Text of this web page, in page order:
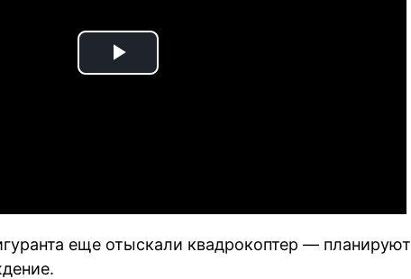
Play
еще отыскали квадрокоптер — планируют